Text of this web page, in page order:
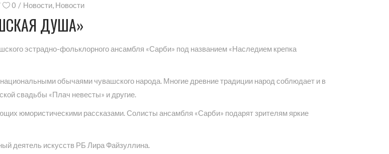
0 Новости, Новости
ДУША»
эстрадно-фольклорного ансамбля «Сарби» под названием «Наследием крепка
обычаями чувашского народа. Многие древние традиции народ соблюдает и в
свадьбы «Плач невесты» и другие.
юмористическими рассказами. Солисты ансамбля «Сарби» подарят зрителям яркие
деятель искусств РБ Лира Файзуллина.